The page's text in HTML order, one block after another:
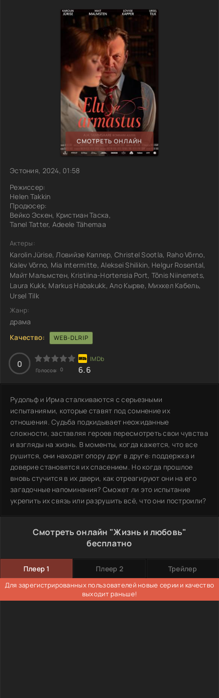
СМОТРЕТЬ ОНЛАЙН
Эстония, 2024, 01:58
Режиссер:
Helen Takkin
Продюсер:
Вейко Эскен, Кристиан Таска,
Tanel Tatter, Adeele Tähemaa
Актеры:
Karolin Jürise, Ловийзе Каппер, Christel Sootla, Raho Võrno,
Kalev Võrno, Mia Intermitte, Aleksei Shilikin, Helgur Rosental,
Майт Мальмстен, Kristiina-Hortensia Port, Tõnis Niinemets,
Laura Kukk, Markus Habakukk, Ало Кырве, Михкел Кабель,
Ursel Tilk
Жанр:
драма
Качество:
WEB-DLRIP
0
Голосов: 0 6.6
Рудольф и Ирма сталкиваются с серьезными
испытаниями, которые ставят под сомнение их
отношения. Судьба подкидывает неожиданные
сложности, заставляя героев пересмотреть свои чувства
и взгляды на жизнь. В моменты, когда кажется, что все
рушится, они находят опору друг в друге: поддержка и
доверие становятся их спасением. Но когда прошлое
вновь стучится в их двери, как отреагируют они на его
загадочные напоминания? Сможет ли это испытание
укрепить их связь или разрушить всё, что они построили?
Смотреть онлайн "Жизнь и любовь"
бесплатно
Плеер 1 Плеер 2 Трейлер
Для зарегистрированных пользователей новые серии и качество
выходит раньше!